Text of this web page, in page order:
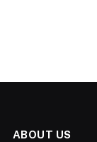
ABOUT US